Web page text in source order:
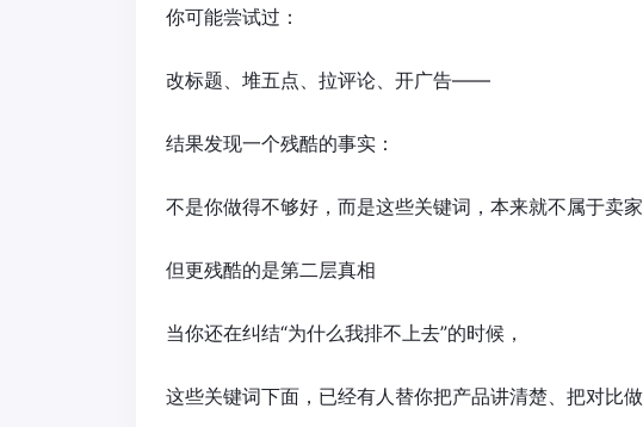
你可能尝试过：
改标题、堆五点、拉评论、开广告——
结果发现一个残酷的事实：
不是你做得不够好，而是这些关键词，本来就不属于卖家
但更残酷的是第二层真相
当你还在纠结“为什么我排不上去”的时候，
这些关键词下面，已经有人替你把产品讲清楚、把对比